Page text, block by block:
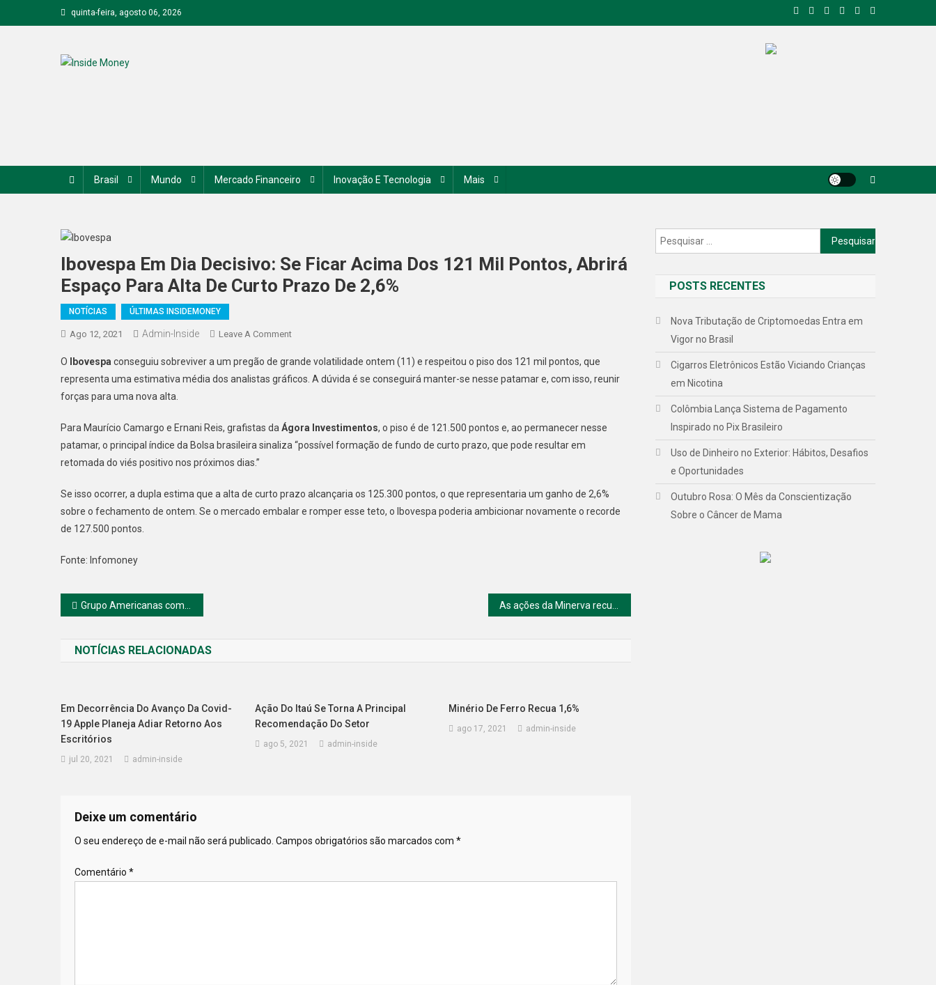
to
quinta-feira, agosto 06, 2026
Brasil Mundo Mercado Financeiro Inovação E Tecnologia Mais
Ibovespa Em Dia Decisivo: Se Ficar Acima Dos 121 Mil Pontos, Abrirá
Espaço Para Alta De Curto Prazo De 2,6%
NOTÍCIAS ÚLTIMAS INSIDEMONEY
Ago 12, 2021 Admin-Inside Leave A CommentOn
Em
Dia
Ficar
Acima
Mil
Pontos,
O Ibovespa conseguiu sobreviver a um pregão de grande volatilidade ontem (11) e respeitou o piso dos 121 mil pontos, que
representa uma estimativa média dos analistas gráficos. A dúvida é se conseguirá manter-se nesse patamar e, com isso, reunir
forças para uma nova alta.
Para Maurício Camargo e Ernani Reis, grafistas da Ágora Investimentos, o piso é de 121.500 pontos e, ao permanecer nesse
patamar, o principal índice da Bolsa brasileira sinaliza “possível formação de fundo de curto prazo, que pode resultar em
retomada do viés positivo nos próximos dias.”
Se isso ocorrer, a dupla estima que a alta de curto prazo alcançaria os 125.300 pontos, o que representaria um ganho de 2,6%
sobre o fechamento de ontem. Se o mercado embalar e romper esse teto, o Ibovespa poderia ambicionar novamente o recorde
de 127.500 pontos.
Fonte: Infomoney
Navegação
Post
Grupo Americanas compra Hortifruti
NOTÍCIAS RELACIONADAS
Em Decorrência Do Avanço Da Covid-
19 Apple Planeja Adiar Retorno Aos
Escritórios
jul 20, 2021 admin-inside
Ação Do Itaú Se Torna A Principal
Recomendação Do Setor
ago 5, 2021 admin-inside
Minério De Ferro Recua 1,6%
ago 17, 2021 admin-inside
Deixe um comentário
O seu endereço de e-mail não será publicado. Campos obrigatórios são marcados com *
Comentário *
Pesquisar
por:
POSTS RECENTES
Nova Tributação de Criptomoedas Entra em
Vigor no Brasil
Cigarros Eletrônicos Estão Viciando Crianças
em Nicotina
Colômbia Lança Sistema de Pagamento
Inspirado no Pix Brasileiro
Uso de Dinheiro no Exterior: Hábitos, Desafios
e Oportunidades
Outubro Rosa: O Mês da Conscientização
Sobre o Câncer de Mama